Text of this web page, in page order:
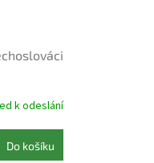
k odeslání
Do košíku